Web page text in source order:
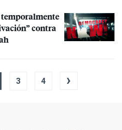
contra
3 4 ›